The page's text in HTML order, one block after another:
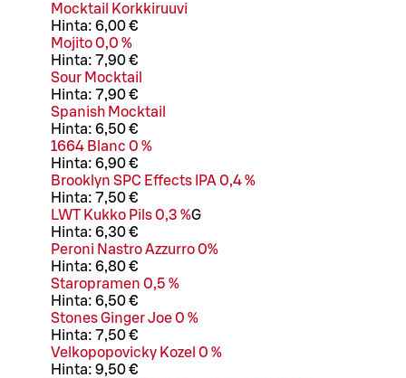
Mocktail Korkkiruuvi
Hinta: 6,00 €
Mojito 0,0 %
Hinta: 7,90 €
Sour Mocktail
Hinta: 7,90 €
Spanish Mocktail
Hinta: 6,50 €
1664 Blanc 0 %
Hinta: 6,90 €
Brooklyn SPC Effects IPA 0,4 %
Hinta: 7,50 €
LWT Kukko Pils 0,3 %G
Hinta: 6,30 €
Peroni Nastro Azzurro 0%
Hinta: 6,80 €
Staropramen 0,5 %
Hinta: 6,50 €
Stones Ginger Joe 0 %
Hinta: 7,50 €
Velkopopovicky Kozel 0 %
Hinta: 9,50 €